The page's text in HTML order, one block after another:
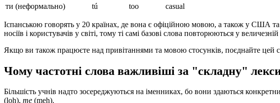
ти (неформально)
tú too casual
Іспанською говорять у 20 країнах, де вона є офіційною мовою, а також у США та
носіїв і користувачів у світі, тому ті самі базові слова повторюються у
Якщо ви також працюєте над привітаннями та мовою стосунків, поєднайте цей
Чому частотні слова важливіші за "складну"
Більшість учнів надто зосереджуються на іменниках, бо вони здаються
(loh), me (meh).